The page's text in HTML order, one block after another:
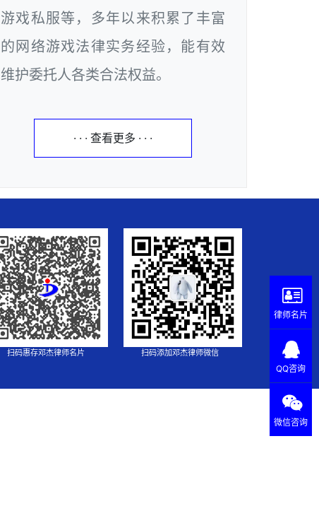
游戏私服等，多年以来积累了丰富
的网络游戏法律实务经验，能有效
维护委托人各类合法权益。
· · · 查看更多 · · ·
扫码惠存邓杰律师名片 扫码添加邓杰律师微信
律师名片
QQ咨询
微信咨询